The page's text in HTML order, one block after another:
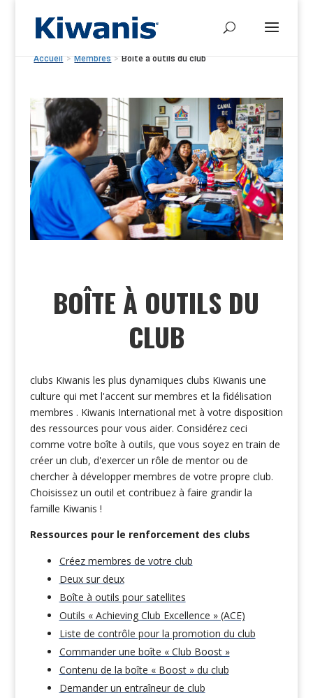
Accueil > Membres > Boîte à outils du club
BOÎTE À OUTILS DU
CLUB
clubs Kiwanis les plus dynamiques clubs Kiwanis une
culture qui met l'accent sur membres et la fidélisation
membres . Kiwanis International met à votre disposition
des ressources pour vous aider. Considérez ceci
comme votre boîte à outils, que vous soyez en train de
créer un club, d'exercer un rôle de mentor ou de
chercher à développer membres de votre propre club.
Choisissez un outil et contribuez à faire grandir la
famille Kiwanis !
Ressources pour le renforcement des clubs
Créez membres de votre club
Deux sur deux
Boîte à outils pour satellites
Outils « Achieving Club Excellence » (ACE)
Liste de contrôle pour la promotion du club
Commander une boîte « Club Boost »
Contenu de la boîte « Boost » du club
Demander un entraîneur de club